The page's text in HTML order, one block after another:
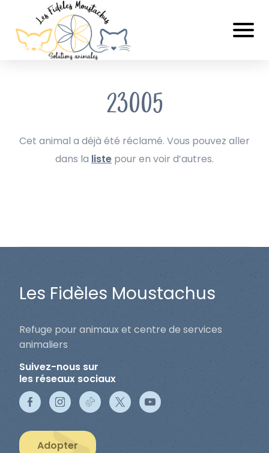
23005
Cet animal a déjà été réclamé. Vous pouvez aller
dans la liste pour en voir d’autres.
Les Fidèles Moustachus
Refuge pour animaux et centre de services
animaliers
Suivez-nous sur
les réseaux sociaux
Adopter